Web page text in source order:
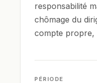
responsabilité
chômage du
compte propre,
PÉRIODE